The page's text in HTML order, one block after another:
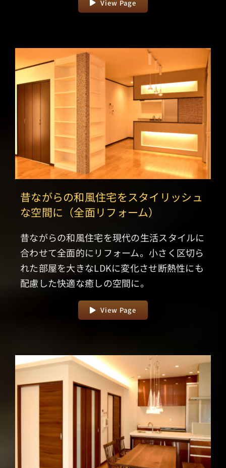
View Page
昔ながらの和風住宅をスタイリッシュ
な空間に（全面リフォーム）
昔ながらの和風住宅を現代の生活スタイルに
合わせて全面的にリフォーム。小さく区切ら
れた部屋を大きなLDKに変化させ断熱性にも
配慮した快適な癒しの空間に。
View Page